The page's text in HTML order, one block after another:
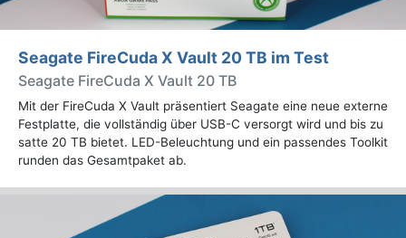
Seagate FireCuda X Vault 20 TB im Test
Seagate FireCuda X Vault 20 TB
Mit der FireCuda X Vault präsentiert Seagate eine neue externe
Festplatte, die vollständig über USB-C versorgt wird und bis zu
satte 20 TB bietet. LED-Beleuchtung und ein passendes Toolkit
runden das Gesamtpaket ab.